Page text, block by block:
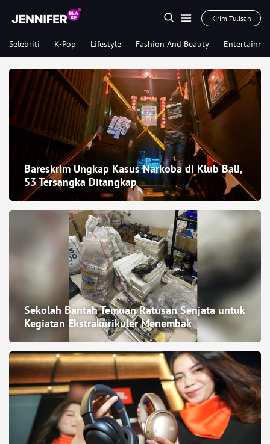
Kirim Tulisan
Selebriti K-Pop Lifestyle Fashion And Beauty
Bareskrim Ungkap Kasus Narkoba di Klub Bali,
53 Tersangka Ditangkap
Sekolah Bantah Temuan Ratusan Senjata untuk
Kegiatan Ekstrakurikuler Menembak